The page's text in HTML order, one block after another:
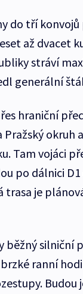
do tří
až dvacet
stráví
generální
hraniční
okruh
Tam vojáci
po dálnici
trasa je
běžný silniční
ranní
Budou